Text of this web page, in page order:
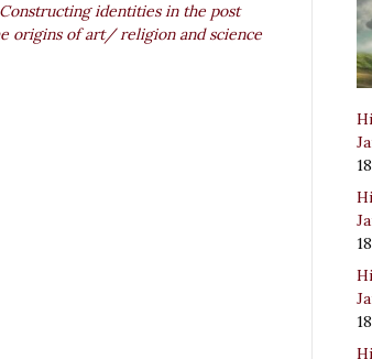
identities in the post
origins of art/ religion and science